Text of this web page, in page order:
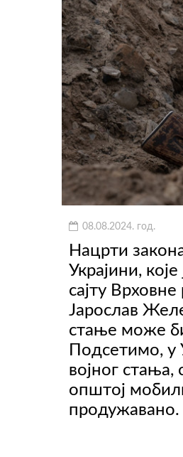
08.08.2024. год.
Нацрти
Украјини,
сајту
Јарослав
стање може
Подсетимо, у
војног
општој
продужавано.
ВИДЕО